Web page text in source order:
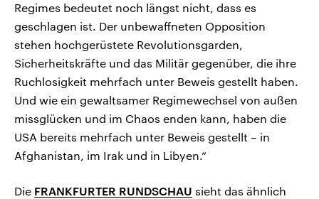
Regimes bedeutet noch längst nicht, dass es
geschlagen ist. Der unbewaffneten Opposition
stehen hochgerüstete Revolutionsgarden,
Sicherheitskräfte und das Militär gegenüber, die ihre
Ruchlosigkeit mehrfach unter Beweis gestellt haben.
Und wie ein gewaltsamer Regimewechsel von außen
missglücken und im Chaos enden kann, haben die
USA bereits mehrfach unter Beweis gestellt – in
Afghanistan, im Irak und in Libyen.“
Die FRANKFURTER RUNDSCHAU sieht das ähnlich